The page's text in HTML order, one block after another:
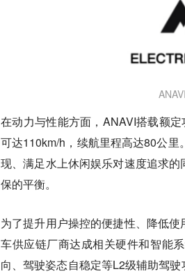
在动力与性能方面，ANAVI搭载额
可达110km/h，续航里程高达80公
现、满足水上休闲娱乐对速度追求
保的平衡。
为了提升用户操控的便捷性、降低
车供应链厂商达成相关硬件和智能
向、驾驶姿态自稳定等L2级辅助驾